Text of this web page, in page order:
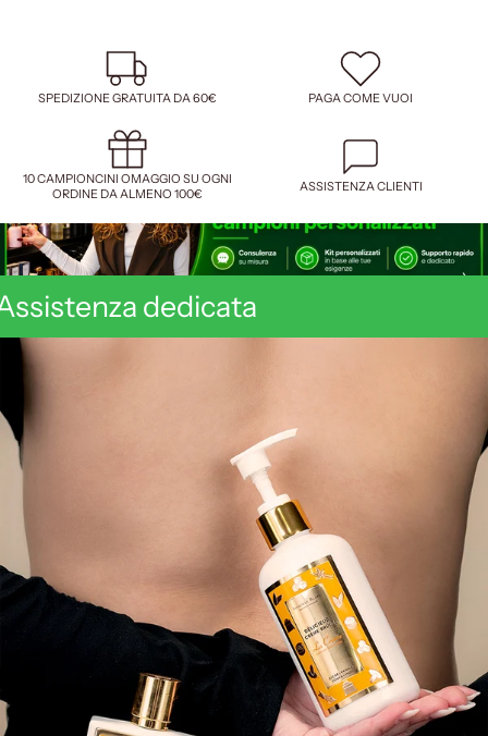
SPEDIZIONE GRATUITA DA 60€ PAGA COME VUOI
10 CAMPIONCINI OMAGGIO SU OGNI
ORDINE DA ALMENO 100€
ASSISTENZA CLIENTI
dedicata